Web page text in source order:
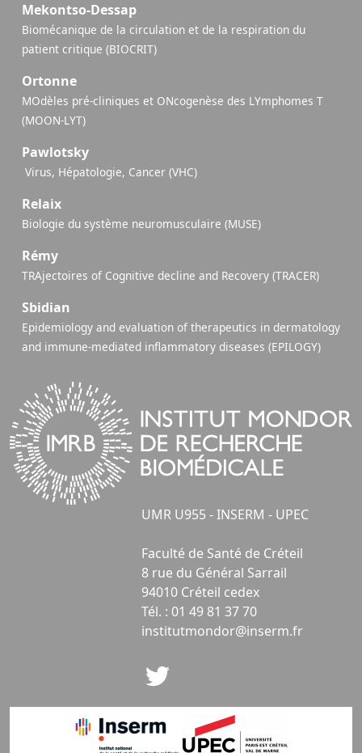
Mekontso-Dessap
Biomécanique de la circulation et de la respiration du
patient critique (BIOCRIT)
Ortonne
MOdèles pré-cliniques et ONcogenèse des LYmphomes T
(MOON-LYT)
Pawlotsky
​ Virus, Hépatologie, Cancer (VHC)
Relaix
Biologie du système neuromusculaire (MUSE)
Rémy
TRAjectoires of Cognitive decline and Recovery (TRACER)
Sbidian
Epidemiology and evaluation of therapeutics in dermatology
and immune-mediated inflammatory diseases (EPILOGY)
UMR U955 - INSERM - UPEC
Faculté de Santé de Créteil
8 rue du Général Sarrail
94010 Créteil cedex
Tél. : 01 49 81 37 70
institutmondor@inserm.fr